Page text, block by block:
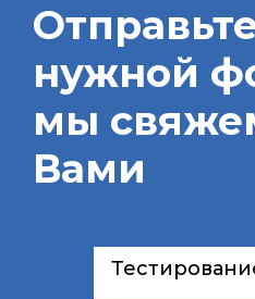
нужной
мы
Вами